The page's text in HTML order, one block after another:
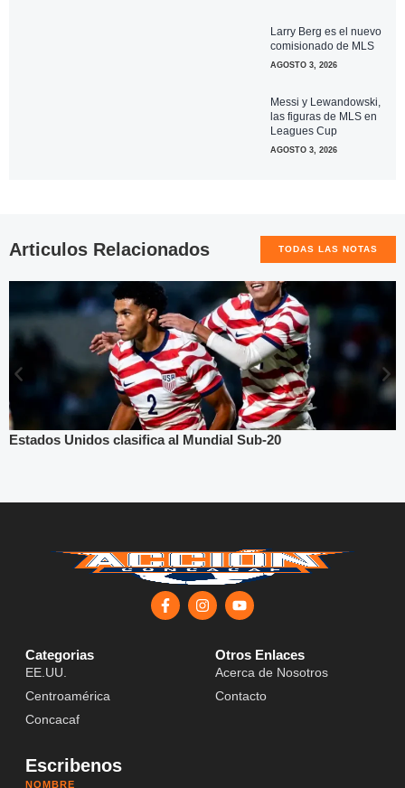
Larry Berg es el nuevo
comisionado de MLS
AGOSTO 3, 2026
Messi y Lewandowski,
las figuras de MLS en
Leagues Cup
AGOSTO 3, 2026
Articulos Relacionados TODAS LAS NOTAS
Estados Unidos clasifica al Mundial Sub-20
Categorias
EE.UU.
Centroamérica
Concacaf
Otros Enlaces
Acerca de Nosotros
Contacto
Escribenos
NOMBRE